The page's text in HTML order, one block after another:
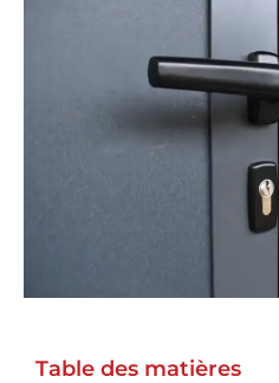
Table des matières